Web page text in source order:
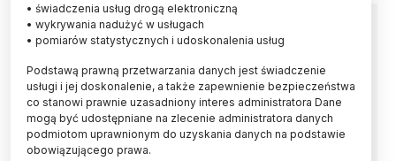
Popularyzatorzy Nauki
poszukiwani! Ruszają zgłoszenia
do prestiżowego konkursu
Są ciekawi w odbiorze - i sami ciekawi świata.
Mają pomysły, jak rozmawiać o nauce; robią to
w atrakcyjny sposób, opierając się na faktach.
• świadczenia usług drogą elektroniczną
• wykrywania nadużyć w usługach
• pomiarów statystycznych i udoskonalenia usług
Podstawą prawną przetwarzania danych jest świadczenie
usługi i jej doskonalenie, a także zapewnienie bezpieczeństwa
co stanowi prawnie uzasadniony interes administratora Dane
mogą być udostępniane na zlecenie administratora danych
podmiotom uprawnionym do uzyskania danych na podstawie
obowiązującego prawa.